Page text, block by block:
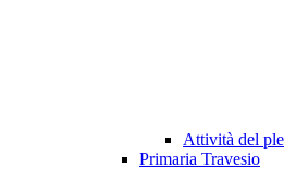
Attività del
Primaria Travesio